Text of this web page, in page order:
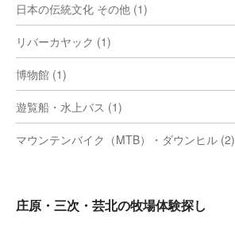
日本の伝統文化 その他 (1)
リバーカヤック (1)
博物館 (1)
遊覧船・水上バス (1)
マウンテンバイク（MTB）・ダウンヒル (2)
庄原・三次・芸北の牧場体験探し